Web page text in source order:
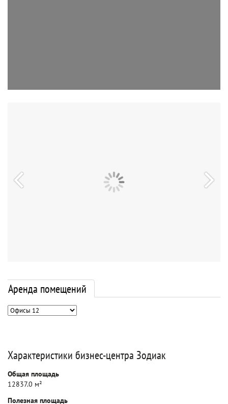
Аренда помещений
Характеристики бизнес-центра Зодиак
Общая площадь
12837.0 м²
Полезная площадь